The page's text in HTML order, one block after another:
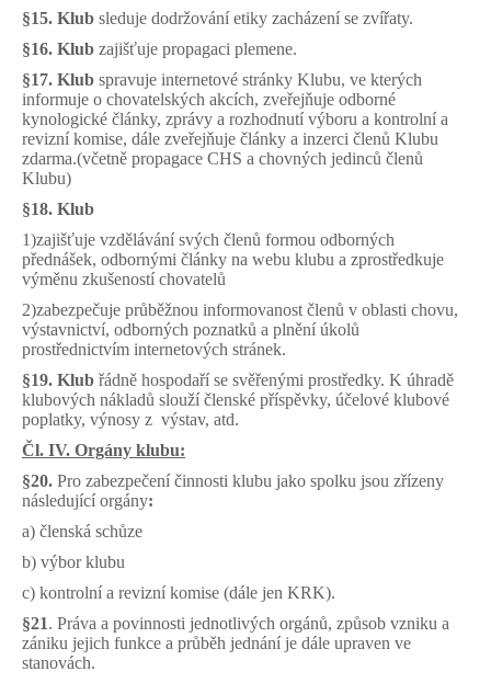
§15. Klub sleduje dodržování etiky zacházení se zvířaty.
§16. Klub zajišťuje propagaci plemene.
§17. Klub spravuje internetové stránky Klubu, ve kterých
informuje o chovatelských akcích, zveřejňuje odborné
kynologické články, zprávy a rozhodnutí výboru a kontrolní a
revizní komise, dále zveřejňuje články a inzerci členů Klubu
zdarma.(včetně propagace CHS a chovných jedinců členů
Klubu)
§18. Klub
1)zajišťuje vzdělávání svých členů formou odborných
přednášek, odbornými články na webu klubu a zprostředkuje
výměnu zkušeností chovatelů
2)zabezpečuje průběžnou informovanost členů v oblasti chovu,
výstavnictví, odborných poznatků a plnění úkolů
prostřednictvím internetových stránek.
§19. Klub řádně hospodaří se svěřenými prostředky. K úhradě
klubových nákladů slouží členské příspěvky, účelové klubové
poplatky, výnosy z výstav, atd.
Čl. IV. Orgány klubu:
§20. Pro zabezpečení činnosti klubu jako spolku jsou zřízeny
následující orgány:
a) členská schůze
b) výbor klubu
c) kontrolní a revizní komise (dále jen KRK).
§21. Práva a povinnosti jednotlivých orgánů, způsob vzniku a
zániku jejich funkce a průběh jednání je dále upraven ve
stanovách.